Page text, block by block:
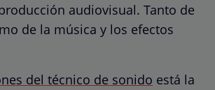
audiovisual. Tanto de
de la música y los efectos
del técnico de sonido está la